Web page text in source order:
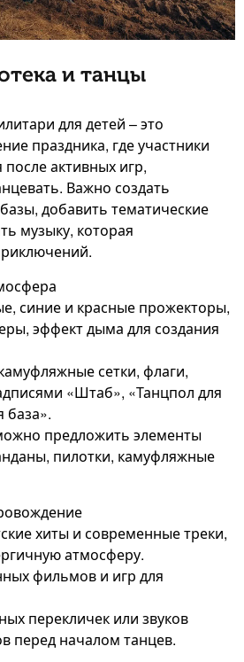
и танцы
для детей – это
праздника, где участники
после активных игр,
Важно создать
добавить тематические
музыку, которая
синие и красные прожекторы,
эффект дыма для создания
сетки, флаги,
«Штаб», «Танцпол для
база».
предложить элементы
пилотки, камуфляжные
хиты и современные треки,
атмосферу.
фильмов и игр для
перекличек или звуков
перед началом танцев.